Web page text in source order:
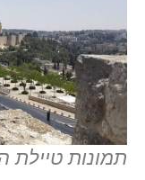
תמונות טיילת